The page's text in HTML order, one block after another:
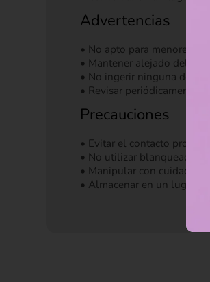
Advertencias
• No apto para menores
• Mantener alejado del
• No ingerir ninguna de las
• Revisar periódicamente
Precauciones
• Evitar el contacto
• No utilizar
• Manipular con cuidado
• Almacenar en un lugar